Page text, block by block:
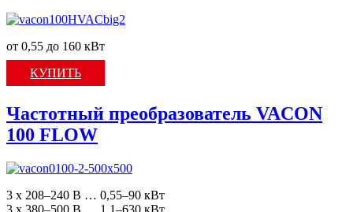
от 0,55 до 160 кВт
КУПИТЬ
Частотный преобразователь VACON
100 FLOW
3 x 208–240 В … 0,55–90 кВт